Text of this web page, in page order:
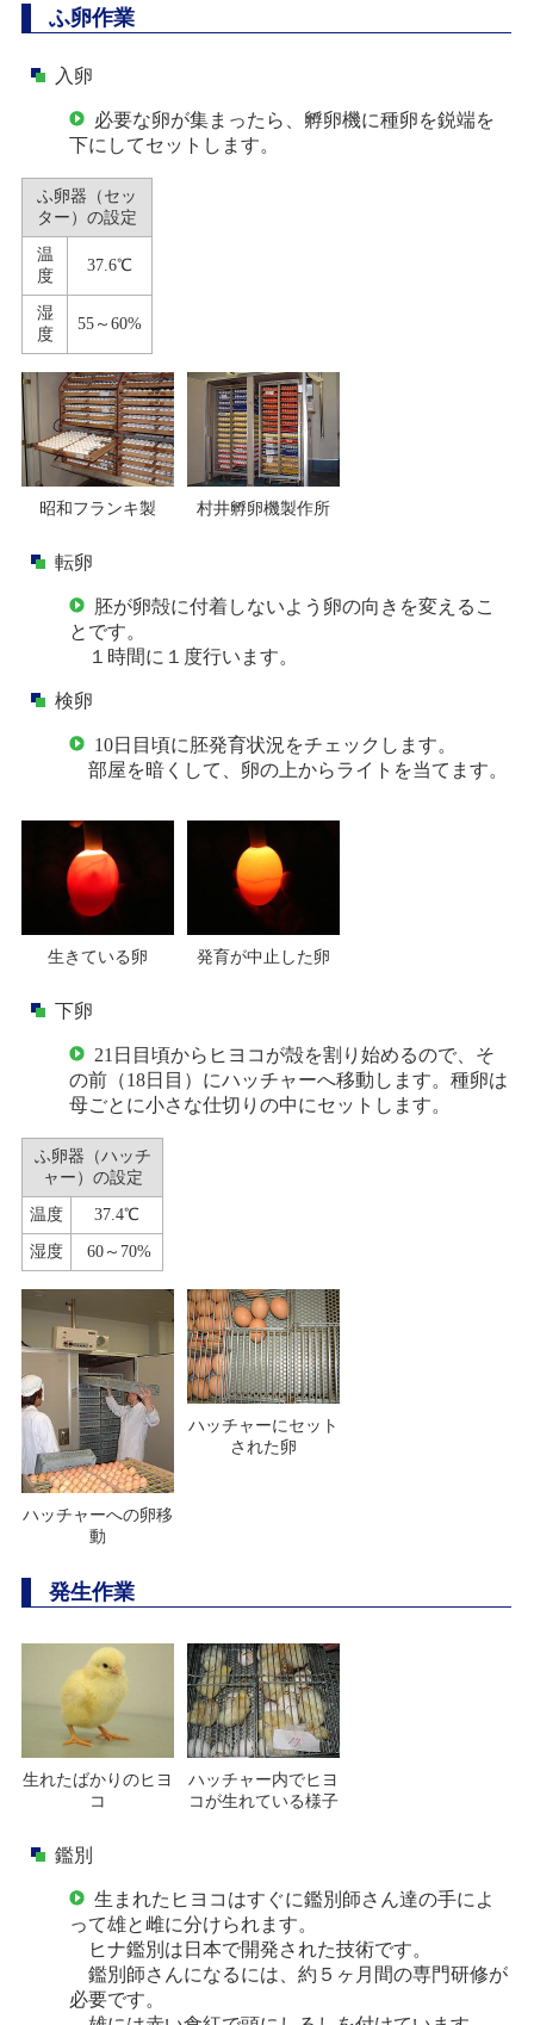
ふ卵作業
入卵
必要な卵が集まったら、孵卵機に種卵を鋭端を
下にしてセットします。
ふ卵器（セッ
ター）の設定
温
度
37.6℃
湿
度
55～60%
昭和フランキ製 村井孵卵機製作所
転卵
胚が卵殻に付着しないよう卵の向きを変えるこ
とです。
１時間に１度行います。
検卵
10日目頃に胚発育状況をチェックします。
部屋を暗くして、卵の上からライトを当てます。
生きている卵 発育が中止した卵
下卵
21日目頃からヒヨコが殻を割り始めるので、そ
の前（18日目）にハッチャーへ移動します。種卵は
母ごとに小さな仕切りの中にセットします。
ふ卵器（ハッチ
ャー）の設定
温度 37.4℃
湿度 60～70%
ハッチャーへの卵移
動
ハッチャーにセット
された卵
発生作業
生れたばかりのヒヨ
コ
ハッチャー内でヒヨ
コが生れている様子
鑑別
生まれたヒヨコはすぐに鑑別師さん達の手によ
って雄と雌に分けられます。
ヒナ鑑別は日本で開発された技術です。
鑑別師さんになるには、約５ヶ月間の専門研修が
必要です。